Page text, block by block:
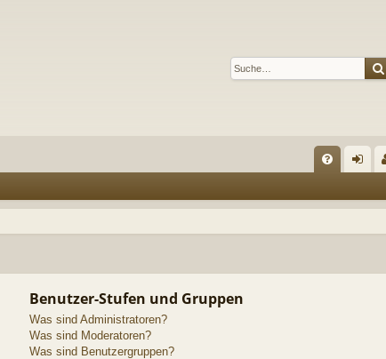
Q m
Benutzer-Stufen und Gruppen
Was sind Administratoren?
Was sind Moderatoren?
Was sind Benutzergruppen?